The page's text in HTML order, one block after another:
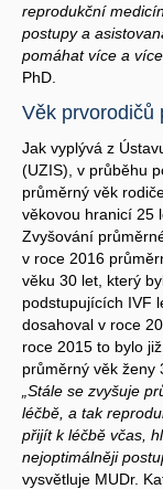
reprodukční
postupy a
pomáhat více a
PhD.
Věk prvorodičů
Jak vyplývá z
(UZIS), v průběhu
průměrný věk
věkovou hranicí 25
Zvyšování
v roce 2016
věku 30 let, který
podstupujících IVF
dosahoval v roce
roce 2015 to bylo
průměrný věk ženy
„Stále se zvyšuje
léčbě, a tak
přijít k léčbě včas,
nejoptimálněji
vysvětluje MUDr.